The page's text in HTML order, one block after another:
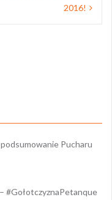
2016!
Pucharu
#GołotczyznaPetanque